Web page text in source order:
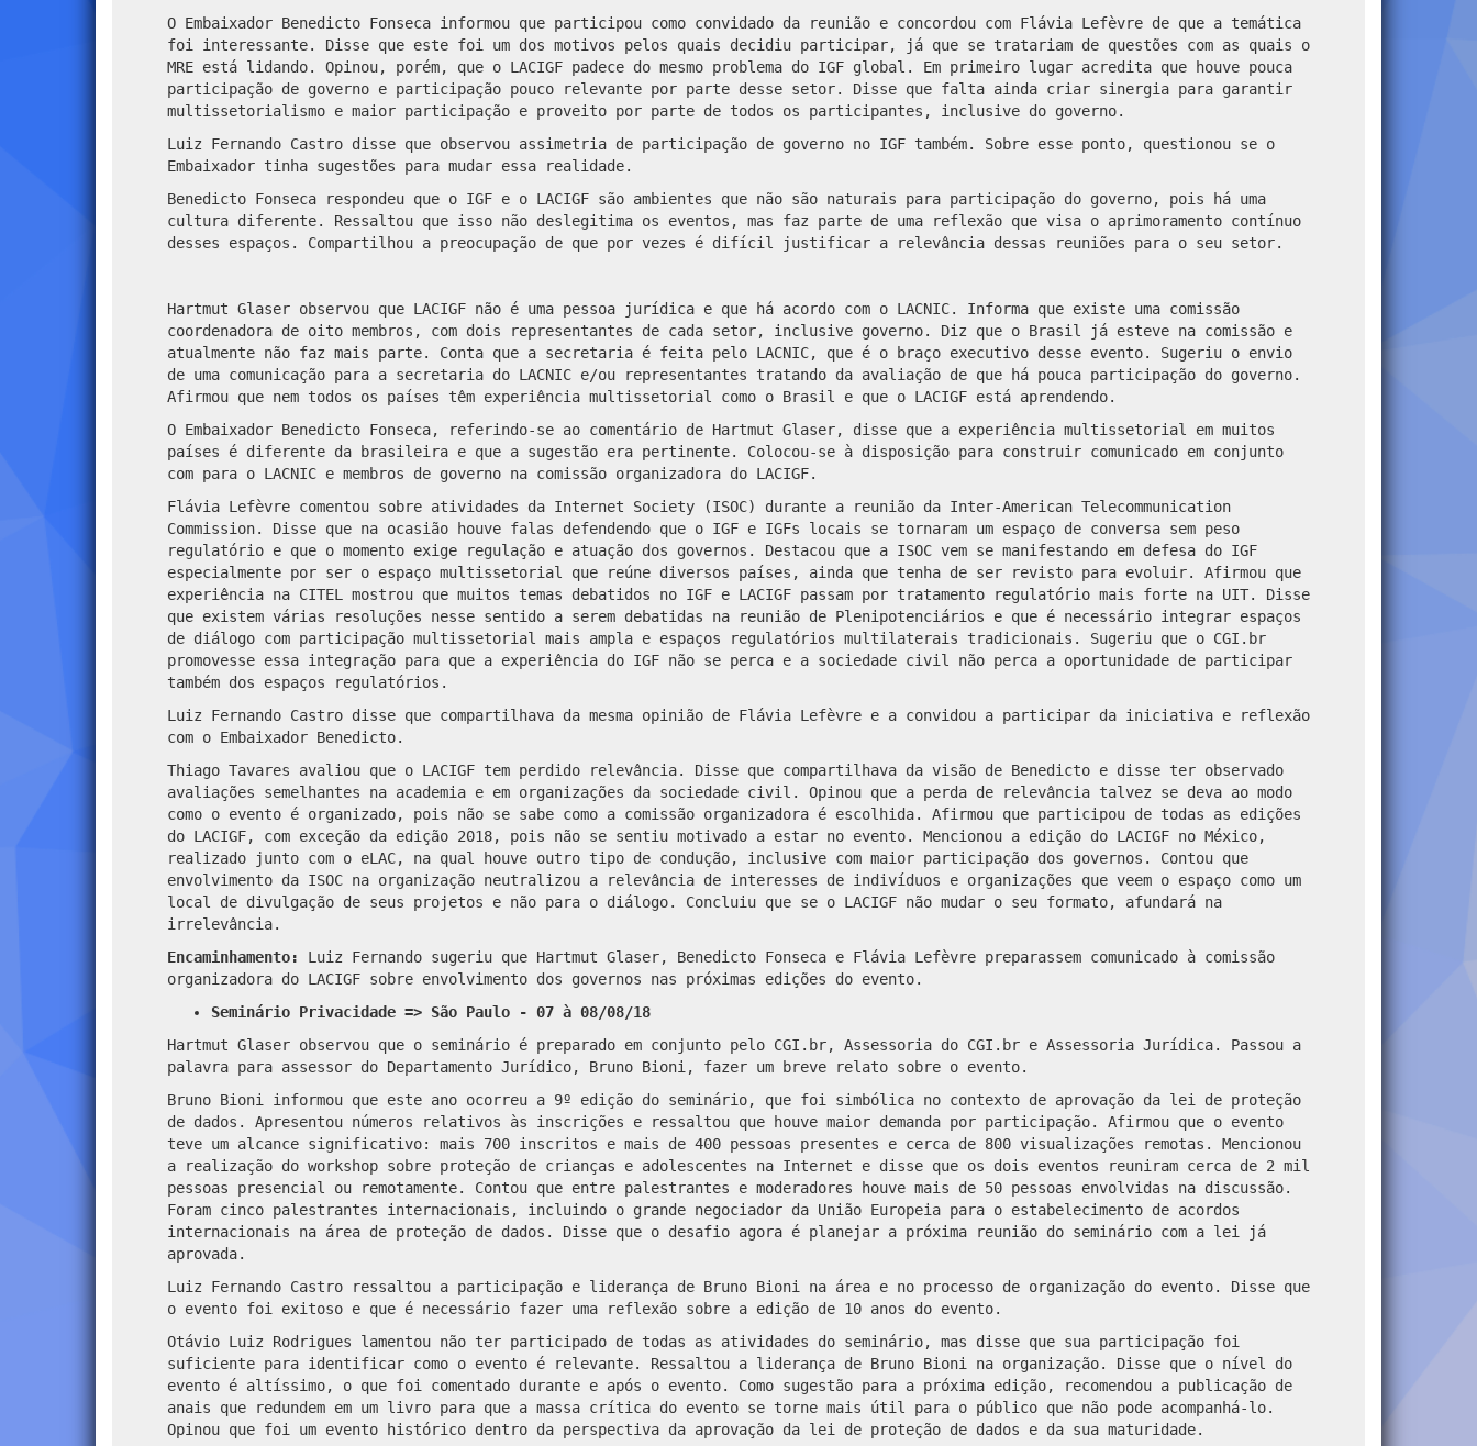
O Embaixador Benedicto Fonseca informou que participou como convidado da reunião e concordou com Flávia Lefèvre de que a temática
foi interessante. Disse que este foi um dos motivos pelos quais decidiu participar, já que se tratariam de questões com as quais o
MRE está lidando. Opinou, porém, que o LACIGF padece do mesmo problema do IGF global. Em primeiro lugar acredita que houve pouca
participação de governo e participação pouco relevante por parte desse setor. Disse que falta ainda criar sinergia para garantir
multissetorialismo e maior participação e proveito por parte de todos os participantes, inclusive do governo.
Luiz Fernando Castro disse que observou assimetria de participação de governo no IGF também. Sobre esse ponto, questionou se o
Embaixador tinha sugestões para mudar essa realidade.
Benedicto Fonseca respondeu que o IGF e o LACIGF são ambientes que não são naturais para participação do governo, pois há uma
cultura diferente. Ressaltou que isso não deslegitima os eventos, mas faz parte de uma reflexão que visa o aprimoramento contínuo
desses espaços. Compartilhou a preocupação de que por vezes é difícil justificar a relevância dessas reuniões para o seu setor.
Hartmut Glaser observou que LACIGF não é uma pessoa jurídica e que há acordo com o LACNIC. Informa que existe uma comissão
coordenadora de oito membros, com dois representantes de cada setor, inclusive governo. Diz que o Brasil já esteve na comissão e
atualmente não faz mais parte. Conta que a secretaria é feita pelo LACNIC, que é o braço executivo desse evento. Sugeriu o envio
de uma comunicação para a secretaria do LACNIC e/ou representantes tratando da avaliação de que há pouca participação do governo.
Afirmou que nem todos os países têm experiência multissetorial como o Brasil e que o LACIGF está aprendendo.
O Embaixador Benedicto Fonseca, referindo-se ao comentário de Hartmut Glaser, disse que a experiência multissetorial em muitos
países é diferente da brasileira e que a sugestão era pertinente. Colocou-se à disposição para construir comunicado em conjunto
com para o LACNIC e membros de governo na comissão organizadora do LACIGF.
Flávia Lefèvre comentou sobre atividades da Internet Society (ISOC) durante a reunião da Inter-American Telecommunication
Commission. Disse que na ocasião houve falas defendendo que o IGF e IGFs locais se tornaram um espaço de conversa sem peso
regulatório e que o momento exige regulação e atuação dos governos. Destacou que a ISOC vem se manifestando em defesa do IGF
especialmente por ser o espaço multissetorial que reúne diversos países, ainda que tenha de ser revisto para evoluir. Afirmou que
experiência na CITEL mostrou que muitos temas debatidos no IGF e LACIGF passam por tratamento regulatório mais forte na UIT. Disse
que existem várias resoluções nesse sentido a serem debatidas na reunião de Plenipotenciários e que é necessário integrar espaços
de diálogo com participação multissetorial mais ampla e espaços regulatórios multilaterais tradicionais. Sugeriu que o CGI.br
promovesse essa integração para que a experiência do IGF não se perca e a sociedade civil não perca a oportunidade de participar
também dos espaços regulatórios.
Luiz Fernando Castro disse que compartilhava da mesma opinião de Flávia Lefèvre e a convidou a participar da iniciativa e reflexão
com o Embaixador Benedicto.
Thiago Tavares avaliou que o LACIGF tem perdido relevância. Disse que compartilhava da visão de Benedicto e disse ter observado
avaliações semelhantes na academia e em organizações da sociedade civil. Opinou que a perda de relevância talvez se deva ao modo
como o evento é organizado, pois não se sabe como a comissão organizadora é escolhida. Afirmou que participou de todas as edições
do LACIGF, com exceção da edição 2018, pois não se sentiu motivado a estar no evento. Mencionou a edição do LACIGF no México,
realizado junto com o eLAC, na qual houve outro tipo de condução, inclusive com maior participação dos governos. Contou que
envolvimento da ISOC na organização neutralizou a relevância de interesses de indivíduos e organizações que veem o espaço como um
local de divulgação de seus projetos e não para o diálogo. Concluiu que se o LACIGF não mudar o seu formato, afundará na
irrelevância.
Encaminhamento: Luiz Fernando sugeriu que Hartmut Glaser, Benedicto Fonseca e Flávia Lefèvre preparassem comunicado à comissão
organizadora do LACIGF sobre envolvimento dos governos nas próximas edições do evento.
Seminário Privacidade => São Paulo - 07 à 08/08/18
Hartmut Glaser observou que o seminário é preparado em conjunto pelo CGI.br, Assessoria do CGI.br e Assessoria Jurídica. Passou a
palavra para assessor do Departamento Jurídico, Bruno Bioni, fazer um breve relato sobre o evento.
Bruno Bioni informou que este ano ocorreu a 9º edição do seminário, que foi simbólica no contexto de aprovação da lei de proteção
de dados. Apresentou números relativos às inscrições e ressaltou que houve maior demanda por participação. Afirmou que o evento
teve um alcance significativo: mais 700 inscritos e mais de 400 pessoas presentes e cerca de 800 visualizações remotas. Mencionou
a realização do workshop sobre proteção de crianças e adolescentes na Internet e disse que os dois eventos reuniram cerca de 2 mil
pessoas presencial ou remotamente. Contou que entre palestrantes e moderadores houve mais de 50 pessoas envolvidas na discussão.
Foram cinco palestrantes internacionais, incluindo o grande negociador da União Europeia para o estabelecimento de acordos
internacionais na área de proteção de dados. Disse que o desafio agora é planejar a próxima reunião do seminário com a lei já
aprovada.
Luiz Fernando Castro ressaltou a participação e liderança de Bruno Bioni na área e no processo de organização do evento. Disse que
o evento foi exitoso e que é necessário fazer uma reflexão sobre a edição de 10 anos do evento.
Otávio Luiz Rodrigues lamentou não ter participado de todas as atividades do seminário, mas disse que sua participação foi
suficiente para identificar como o evento é relevante. Ressaltou a liderança de Bruno Bioni na organização. Disse que o nível do
evento é altíssimo, o que foi comentado durante e após o evento. Como sugestão para a próxima edição, recomendou a publicação de
anais que redundem em um livro para que a massa crítica do evento se torne mais útil para o público que não pode acompanhá-lo.
Opinou que foi um evento histórico dentro da perspectiva da aprovação da lei de proteção de dados e da sua maturidade.